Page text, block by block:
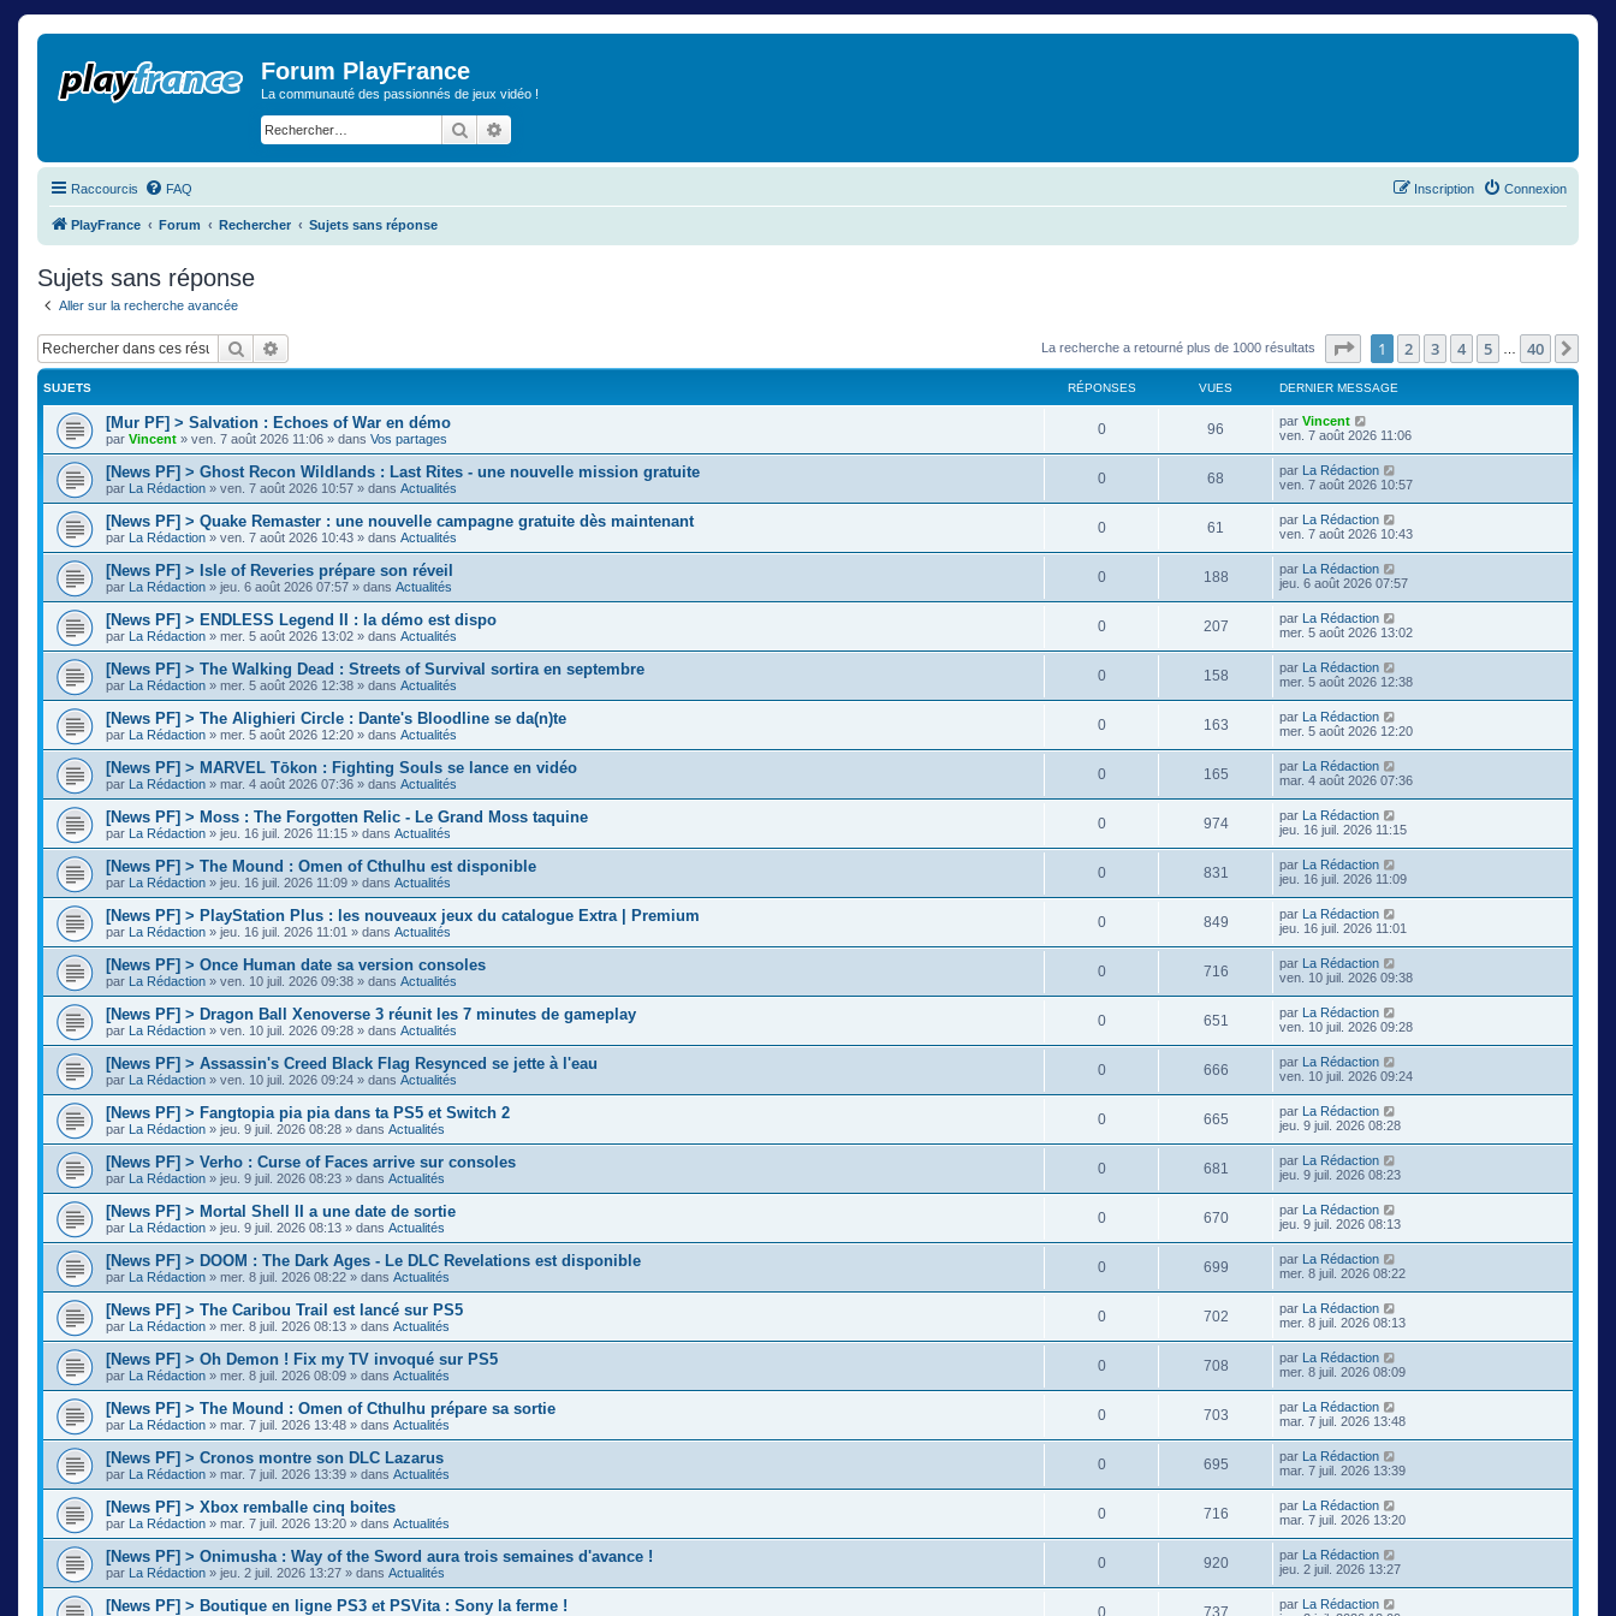
Forum PlayFrance
La communauté des passionnés de jeux vidéo !
Rechercher
Raccourcis FAQ Connexion
Inscription
PlayFrance Forum Rechercher Sujets sans réponse
Sujets sans réponse
Aller sur la recherche avancée
Rechercher La recherche a retourné plus de 1000 résultats Page sur40
1 2 3 4 5 40
SUJETS RÉPONSES VUES DERNIER MESSAGE
[Mur PF] > Salvation : Echoes of War en démo
par Vincent » ven. 7 août 2026 11:06 » dans Vos partages
0 96 par Vincent
ven. 7 août 2026 11:06
[News PF] > Ghost Recon Wildlands : Last Rites - une nouvelle mission gratuite
par La Rédaction » ven. 7 août 2026 10:57 » dans Actualités
0 68 par La Rédaction
ven. 7 août 2026 10:57
[News PF] > Quake Remaster : une nouvelle campagne gratuite dès maintenant
par La Rédaction » ven. 7 août 2026 10:43 » dans Actualités
0 61 par La Rédaction
ven. 7 août 2026 10:43
[News PF] > Isle of Reveries prépare son réveil
par La Rédaction » jeu. 6 août 2026 07:57 » dans Actualités
0 188 par La Rédaction
jeu. 6 août 2026 07:57
[News PF] > ENDLESS Legend II : la démo est dispo
par La Rédaction » mer. 5 août 2026 13:02 » dans Actualités
0 207 par La Rédaction
mer. 5 août 2026 13:02
[News PF] > The Walking Dead : Streets of Survival sortira en septembre
par La Rédaction » mer. 5 août 2026 12:38 » dans Actualités
0 158 par La Rédaction
mer. 5 août 2026 12:38
[News PF] > The Alighieri Circle : Dante's Bloodline se da(n)te
par La Rédaction » mer. 5 août 2026 12:20 » dans Actualités
0 163 par La Rédaction
mer. 5 août 2026 12:20
[News PF] > MARVEL Tōkon : Fighting Souls se lance en vidéo
par La Rédaction » mar. 4 août 2026 07:36 » dans Actualités
0 165 par La Rédaction
mar. 4 août 2026 07:36
[News PF] > Moss : The Forgotten Relic - Le Grand Moss taquine
par La Rédaction » jeu. 16 juil. 2026 11:15 » dans Actualités
0 974 par La Rédaction
jeu. 16 juil. 2026 11:15
[News PF] > The Mound : Omen of Cthulhu est disponible
par La Rédaction » jeu. 16 juil. 2026 11:09 » dans Actualités
0 831 par La Rédaction
jeu. 16 juil. 2026 11:09
[News PF] > PlayStation Plus : les nouveaux jeux du catalogue Extra | Premium
par La Rédaction » jeu. 16 juil. 2026 11:01 » dans Actualités
0 849 par La Rédaction
jeu. 16 juil. 2026 11:01
[News PF] > Once Human date sa version consoles
par La Rédaction » ven. 10 juil. 2026 09:38 » dans Actualités
0 716 par La Rédaction
ven. 10 juil. 2026 09:38
[News PF] > Dragon Ball Xenoverse 3 réunit les 7 minutes de gameplay
par La Rédaction » ven. 10 juil. 2026 09:28 » dans Actualités
0 651 par La Rédaction
ven. 10 juil. 2026 09:28
[News PF] > Assassin's Creed Black Flag Resynced se jette à l'eau
par La Rédaction » ven. 10 juil. 2026 09:24 » dans Actualités
0 666 par La Rédaction
ven. 10 juil. 2026 09:24
[News PF] > Fangtopia pia pia dans ta PS5 et Switch 2
par La Rédaction » jeu. 9 juil. 2026 08:28 » dans Actualités
0 665 par La Rédaction
jeu. 9 juil. 2026 08:28
[News PF] > Verho : Curse of Faces arrive sur consoles
par La Rédaction » jeu. 9 juil. 2026 08:23 » dans Actualités
0 681 par La Rédaction
jeu. 9 juil. 2026 08:23
[News PF] > Mortal Shell II a une date de sortie
par La Rédaction » jeu. 9 juil. 2026 08:13 » dans Actualités
0 670 par La Rédaction
jeu. 9 juil. 2026 08:13
[News PF] > DOOM : The Dark Ages - Le DLC Revelations est disponible
par La Rédaction » mer. 8 juil. 2026 08:22 » dans Actualités
0 699 par La Rédaction
mer. 8 juil. 2026 08:22
[News PF] > The Caribou Trail est lancé sur PS5
par La Rédaction » mer. 8 juil. 2026 08:13 » dans Actualités
0 702 par La Rédaction
mer. 8 juil. 2026 08:13
[News PF] > Oh Demon ! Fix my TV invoqué sur PS5
par La Rédaction » mer. 8 juil. 2026 08:09 » dans Actualités
0 708 par La Rédaction
mer. 8 juil. 2026 08:09
[News PF] > The Mound : Omen of Cthulhu prépare sa sortie
par La Rédaction » mar. 7 juil. 2026 13:48 » dans Actualités
0 703 par La Rédaction
mar. 7 juil. 2026 13:48
[News PF] > Cronos montre son DLC Lazarus
par La Rédaction » mar. 7 juil. 2026 13:39 » dans Actualités
0 695 par La Rédaction
mar. 7 juil. 2026 13:39
[News PF] > Xbox remballe cinq boites
par La Rédaction » mar. 7 juil. 2026 13:20 » dans Actualités
0 716 par La Rédaction
mar. 7 juil. 2026 13:20
[News PF] > Onimusha : Way of the Sword aura trois semaines d'avance !
par La Rédaction » jeu. 2 juil. 2026 13:27 » dans Actualités
0 920 par La Rédaction
jeu. 2 juil. 2026 13:27
[News PF] > Boutique en ligne PS3 et PSVita : Sony la ferme ! 0 737 par La Rédaction